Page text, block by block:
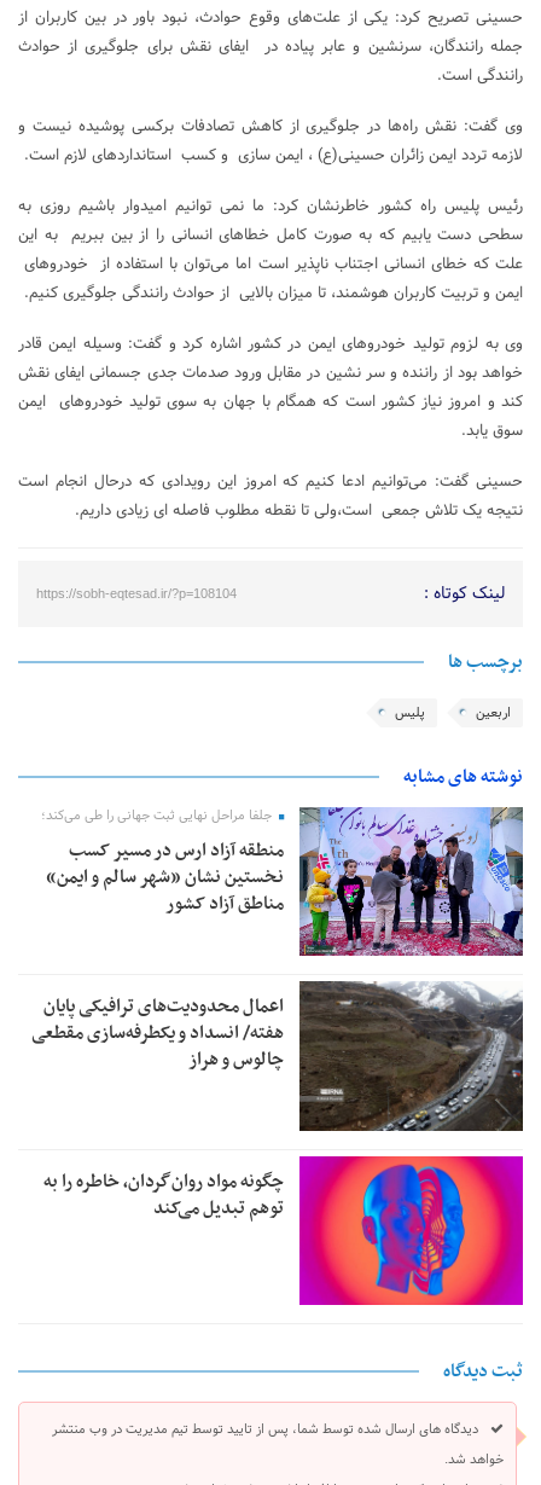
حسینی تصریح کرد: یکی از علت‌های وقوع حوادث، نبود باور در بین کاربران از
جمله رانندگان، سرنشین و عابر پیاده در ایفای نقش برای جلوگیری از حوادث
رانندگی است.
وی گفت‌: نقش راه‌ها در جلوگیری از کاهش تصادفات برکسی پوشیده نیست و
لازمه تردد ایمن زائران حسینی(ع) ، ایمن سازی و کسب استاندارد‌های لازم است.
رئیس پلیس راه کشور خاطرنشان کرد: ما نمی توانیم امیدوار باشیم روزی به
سطحی دست یابیم که به صورت کامل خطاهای انسانی را از بین ببریم به این
علت که خطای انسانی اجتناب ناپذیر است اما می‌توان با استفاده از خودروهای
ایمن و تربیت کاربران هوشمند، تا میزان بالایی از حوادث رانندگی جلوگیری کنیم.
وی به لزوم تولید خودروهای ایمن در کشور اشاره کرد و گفت: وسیله ایمن قادر
خواهد بود از راننده و سر نشین در مقابل ورود صدمات جدی جسمانی ایفای نقش
کند و امروز نیاز کشور است که همگام با جهان به سوی تولید خودروهای ایمن
سوق یابد.
حسینی گفت: می‌توانیم ادعا کنیم که امروز این رویدادی که درحال انجام است
نتیجه یک تلاش جمعی است،ولی تا نقطه مطلوب فاصله ای زیادی داریم.
لینک کوتاه : https://sobh-eqtesad.ir/?p=108104
برچسب ها
اربعین پلیس
نوشته های مشابه
جلفا مراحل نهایی ثبت جهانی را طی می‌کند؛
منطقه آزاد ارس در مسیر کسب
نخستین نشان «شهر سالم و ایمن»
مناطق آزاد کشور
اعمال محدودیت‌های ترافیکی پایان
هفته/ انسداد و یکطرفه‌سازی مقطعی
چالوس و هراز
چگونه مواد روان‌گردان، خاطره را به
توهم تبدیل می‌کند
ثبت دیدگاه
دیدگاه های ارسال شده توسط شما، پس از تایید توسط تیم مدیریت در وب منتشر
خواهد شد.